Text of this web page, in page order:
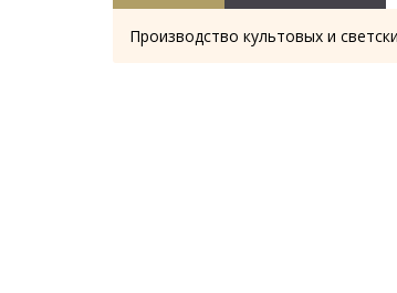
Производство культовых и